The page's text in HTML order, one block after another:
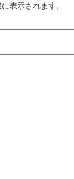
表示されます。